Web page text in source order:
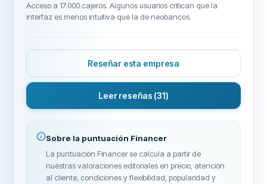
Acceso a 17.000 cajeros. Algunos usuarios critican que la
interfaz es menos intuitiva que la de neobancos.
Reseñar esta empresa
Leer reseñas (31)
Sobre la puntuación Financer
La puntuación Financer se calcula a partir de
nuestras valoraciones editoriales en precio, atención
al cliente, condiciones y flexibilidad, popularidad y